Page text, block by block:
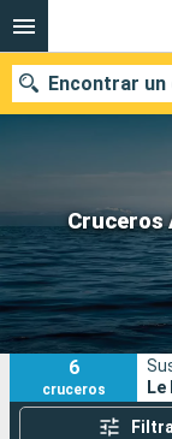
Cruceros
Encontrar
Nuestros
Fecha de
Puertos
6
cruceros